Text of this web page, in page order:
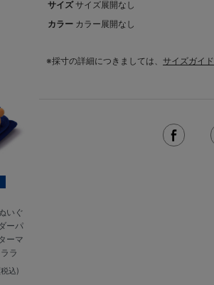
いぐ
ーパ
ーマ
ラ
込)
サイズ サイズ展開なし
カラー カラー展開なし
※採寸の詳細につきましては、 サイズガイド